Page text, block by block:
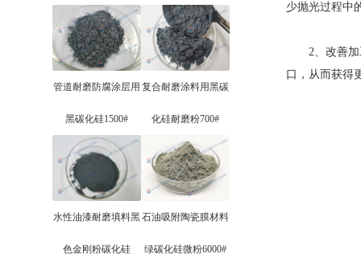
管道耐磨防腐涂层用
黑碳化硅1500#
复合耐磨涂料用黑碳
化硅耐磨粉700#
水性油漆耐磨填料黑
色金刚粉碳化硅
石油吸附陶瓷膜材料
绿碳化硅微粉6000#
少抛光过程中
2、改善加工
口，从而获得